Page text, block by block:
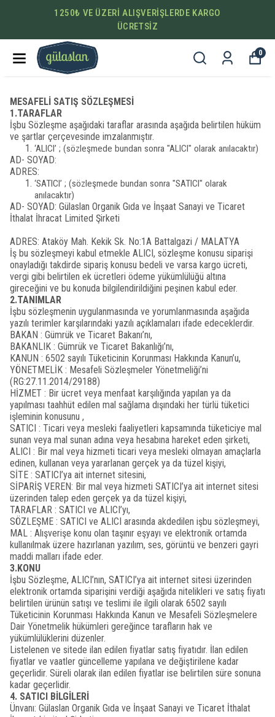
1250₺ VE ÜZERİ
0
MESAFELİ SATIŞ SÖZLEŞMESİ
1.TARAFLAR
İşbu Sözleşme aşağıdaki taraflar arasında aşağıda belirtilen hüküm
ve şartlar çerçevesinde imzalanmıştır.
‘ALICI’ ; (sözleşmede bundan sonra "ALICI" olarak anılacaktır)
AD- SOYAD:
ADRES:
‘SATICI’ ; (sözleşmede bundan sonra "SATICI" olarak
anılacaktır)
AD- SOYAD: Gülaslan Organik Gıda ve İnşaat Sanayi ve Ticaret
İthalat İhracat Limited Şirketi
ADRES: Ataköy Mah. Kekik Sk. No:1A Battalgazi / MALATYA
İş bu sözleşmeyi kabul etmekle ALICI, sözleşme konusu siparişi
onayladığı takdirde sipariş konusu bedeli ve varsa kargo ücreti,
vergi gibi belirtilen ek ücretleri ödeme yükümlülüğü altına
gireceğini ve bu konuda bilgilendirildiğini peşinen kabul eder.
2.TANIMLAR
İşbu sözleşmenin uygulanmasında ve yorumlanmasında aşağıda
yazılı terimler karşılarındaki yazılı açıklamaları ifade edeceklerdir.
BAKAN : Gümrük ve Ticaret Bakanı’nı,
BAKANLIK : Gümrük ve Ticaret Bakanlığı’nı,
KANUN : 6502 sayılı Tüketicinin Korunması Hakkında Kanun’u,
YÖNETMELİK : Mesafeli Sözleşmeler Yönetmeliği’ni
(RG:27.11.2014/29188)
HİZMET : Bir ücret veya menfaat karşılığında yapılan ya da
yapılması taahhüt edilen mal sağlama dışındaki her türlü tüketici
işleminin konusunu ,
SATICI : Ticari veya mesleki faaliyetleri kapsamında tüketiciye mal
sunan veya mal sunan adına veya hesabına hareket eden şirketi,
ALICI : Bir mal veya hizmeti ticari veya mesleki olmayan amaçlarla
edinen, kullanan veya yararlanan gerçek ya da tüzel kişiyi,
SİTE : SATICI’ya ait internet sitesini,
SİPARİŞ VEREN: Bir mal veya hizmeti SATICI’ya ait internet sitesi
üzerinden talep eden gerçek ya da tüzel kişiyi,
TARAFLAR : SATICI ve ALICI’yı,
SÖZLEŞME : SATICI ve ALICI arasında akdedilen işbu sözleşmeyi,
MAL : Alışverişe konu olan taşınır eşyayı ve elektronik ortamda
kullanılmak üzere hazırlanan yazılım, ses, görüntü ve benzeri gayri
maddi malları ifade eder.
3.KONU
İşbu Sözleşme, ALICI’nın, SATICI’ya ait internet sitesi üzerinden
elektronik ortamda siparişini verdiği aşağıda nitelikleri ve satış fiyatı
belirtilen ürünün satışı ve teslimi ile ilgili olarak 6502 sayılı
Tüketicinin Korunması Hakkında Kanun ve Mesafeli Sözleşmelere
Dair Yönetmelik hükümleri gereğince tarafların hak ve
yükümlülüklerini düzenler.
Listelenen ve sitede ilan edilen fiyatlar satış fiyatıdır. İlan edilen
fiyatlar ve vaatler güncelleme yapılana ve değiştirilene kadar
geçerlidir. Süreli olarak ilan edilen fiyatlar ise belirtilen süre sonuna
kadar geçerlidir.
4. SATICI BİLGİLERİ
Ünvanı: Gülaslan Organik Gıda ve İnşaat Sanayi ve Ticaret İthalat